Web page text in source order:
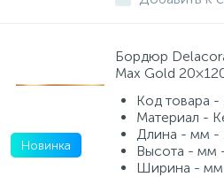
Новинка
Бордюр
Max Gold
Код товара -
Материал -
Длина - мм -
Высота - мм
Ширина - мм